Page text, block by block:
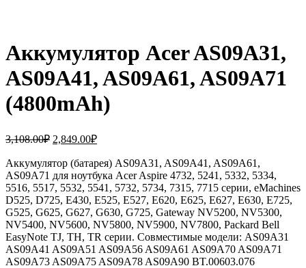
Аккумулятор Acer AS09A31,
AS09A41, AS09A61, AS09A71
(4800mAh)
3,108.00₽ Первоначальная
составляла
3,108.00₽.
2,849.00₽Текущая
2,849.00₽.
Аккумулятор (батарея) AS09A31, AS09A41, AS09A61,
AS09A71 для ноутбука Acer Aspire 4732, 5241, 5332, 5334,
5516, 5517, 5532, 5541, 5732, 5734, 7315, 7715 серии, eMachines
D525, D725, E430, E525, E527, E620, E625, E627, E630, E725,
G525, G625, G627, G630, G725, Gateway NV5200, NV5300,
NV5400, NV5600, NV5800, NV5900, NV7800, Packard Bell
EasyNote TJ, TH, TR серии. Совместимые модели: AS09A31
AS09A41 AS09A51 AS09A56 AS09A61 AS09A70 AS09A71
AS09A73 AS09A75 AS09A78 AS09A90 BT.00603.076